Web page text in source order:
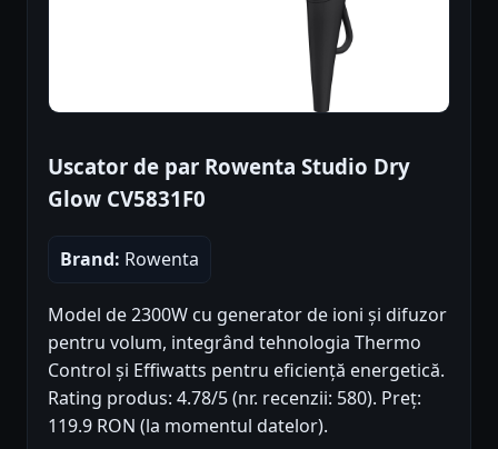
Uscator de par Rowenta Studio Dry
Glow CV5831F0
Brand: Rowenta
Model de 2300W cu generator de ioni și difuzor
pentru volum, integrând tehnologia Thermo
Control și Effiwatts pentru eficiență energetică.
Rating produs: 4.78/5 (nr. recenzii: 580). Preț:
119.9 RON (la momentul datelor).